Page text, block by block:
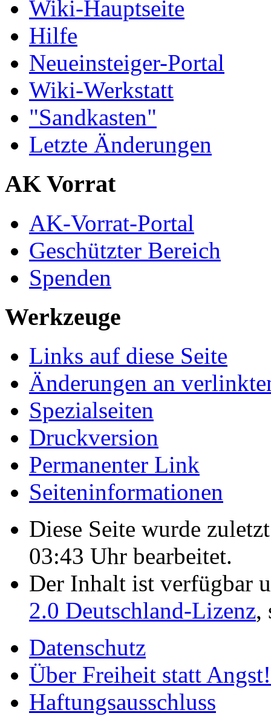
Wiki-Hauptseite
Hilfe
Neueinsteiger-Portal
Wiki-Werkstatt
"Sandkasten"
Letzte Änderungen
AK Vorrat
AK-Vorrat-Portal
Geschützter Bereich
Spenden
Werkzeuge
Links auf diese Seite
Änderungen an
Spezialseiten
Druckversion
Permanenter Link
Seiten­­informationen
Diese Seite wurde
03:43 Uhr bearbeitet.
Der Inhalt ist verfügbar
2.0 Deutschland-Lizenz,
Datenschutz
Über Freiheit statt Angst!
Haftungsausschluss